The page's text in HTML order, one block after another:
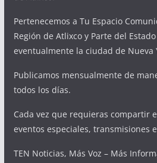
Pertenecemos a Tu Espacio
Región de Atlixco y Parte del
eventualmente la ciudad de Nueva
Publicamos mensualmente de
todos los días.
Cada vez que requieras compartir
eventos especiales, transmisiones
TEN Noticias, Más Voz – Más